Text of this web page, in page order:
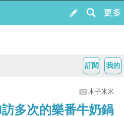
我的
訂閱
木子米米
多次的樂番牛奶鍋